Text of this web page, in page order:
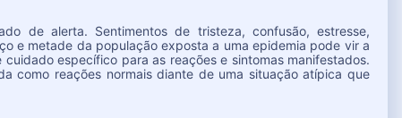
de alerta. Sentimentos de tristeza, confusão, estresse,
e metade da população exposta a uma epidemia pode vir a
específico para as reações e sintomas manifestados.
como reações normais diante de uma situação atípica que